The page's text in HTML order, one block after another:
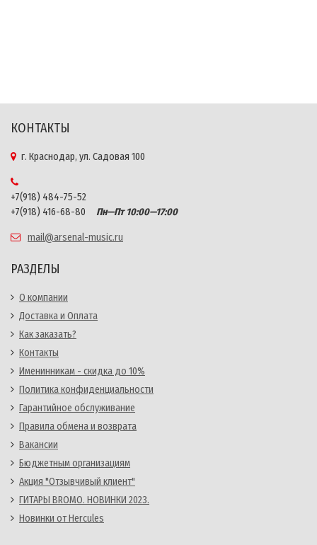
КОНТАКТЫ
г. Краснодар, ул. Садовая 100
+7(918) 484-75-52
+7(918) 416-68-80
Пн—Пт 10:00—17:00
mail@arsenal-music.ru
РАЗДЕЛЫ
О компании
Доставка и Оплата
Как заказать?
Контакты
Именинникам - скидка до 10%
Политика конфиденциальности
Гарантийное обслуживание
Правила обмена и возврата
Вакансии
Бюджетным организациям
Акция "Отзывчивый клиент"
ГИТАРЫ BROMO. НОВИНКИ 2023.
Новинки от Hercules